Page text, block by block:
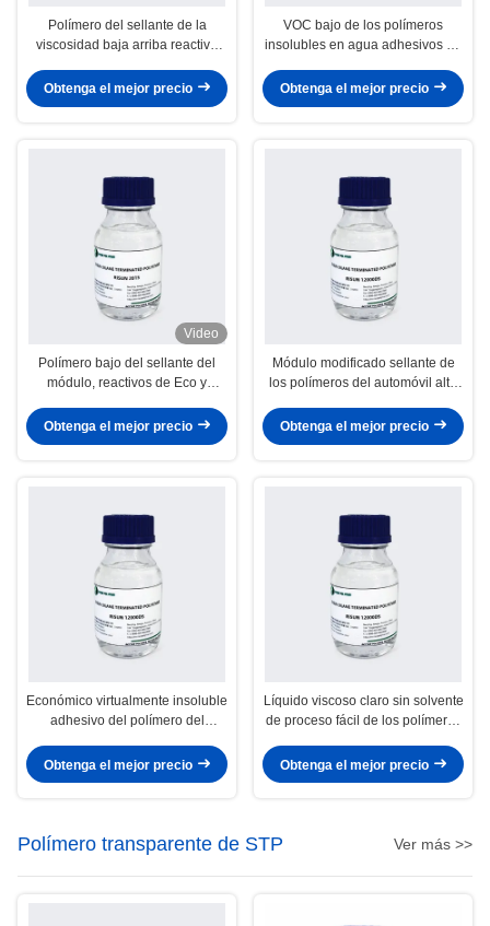
Polímero del sellante de la
viscosidad baja arriba reactivo
construcción de la decoración del
Obtenga el mejor precio
VOC bajo de los polímeros
insolubles en agua adhesivos de
decoración del hogar
Obtenga el mejor precio
Video
Polímero bajo del sellante del
módulo, reactivos de Eco y
Obtenga el mejor precio
Módulo modificado sellante de
los polímeros del automóvil alto
Obtenga el mejor precio
Económico virtualmente insoluble
adhesivo del polímero del
la construcción
Obtenga el mejor precio
Líquido viscoso claro sin solvente
de proceso fácil de los polímeros
Obtenga el mejor precio
Polímero transparente de STP Ver más >>